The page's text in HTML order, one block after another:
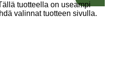
tuotteella on useampi
valinnat tuotteen sivulla.